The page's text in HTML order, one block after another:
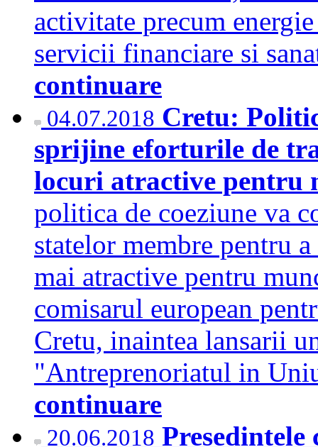
activitate precum
servicii financiare si
continuare
04.07.2018 Cretu:
sprijine eforturile de
locuri atractive pentru
politica de coeziune va
statelor membre pentru
mai atractive pentru
comisarul european
Cretu, inaintea lansarii
"Antreprenoriatul in
continuare
20.06.2018